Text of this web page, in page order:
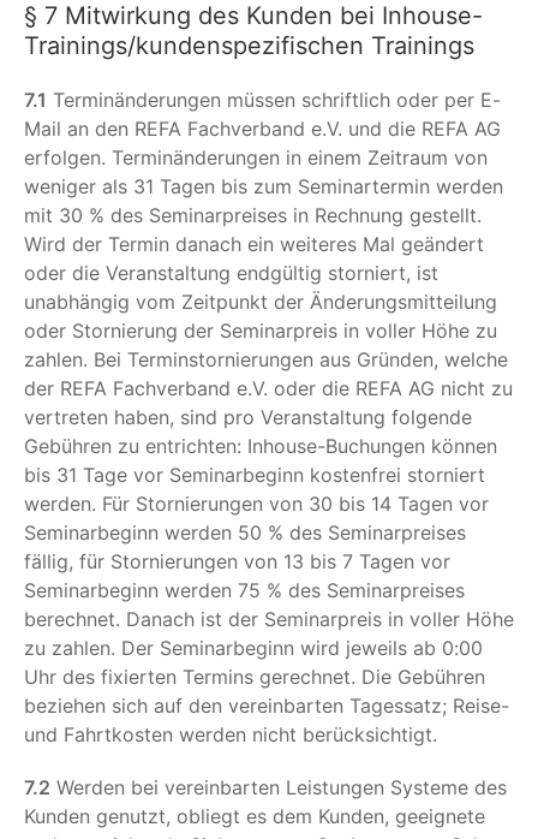
§ 7 Mitwirkung des Kunden bei Inhouse-
Trainings/kundenspezifischen Trainings
7.1 Terminänderungen müssen schriftlich oder per E-
Mail an den REFA Fachverband e.V. und die REFA AG
erfolgen. Terminänderungen in einem Zeitraum von
weniger als 31 Tagen bis zum Seminartermin werden
mit 30 % des Seminarpreises in Rechnung gestellt.
Wird der Termin danach ein weiteres Mal geändert
oder die Veranstaltung endgültig storniert, ist
unabhängig vom Zeitpunkt der Änderungsmitteilung
oder Stornierung der Seminarpreis in voller Höhe zu
zahlen. Bei Terminstornierungen aus Gründen, welche
der REFA Fachverband e.V. oder die REFA AG nicht zu
vertreten haben, sind pro Veranstaltung folgende
Gebühren zu entrichten: Inhouse-Buchungen können
bis 31 Tage vor Seminarbeginn kostenfrei storniert
werden. Für Stornierungen von 30 bis 14 Tagen vor
Seminarbeginn werden 50 % des Seminarpreises
fällig, für Stornierungen von 13 bis 7 Tagen vor
Seminarbeginn werden 75 % des Seminarpreises
berechnet. Danach ist der Seminarpreis in voller Höhe
zu zahlen. Der Seminarbeginn wird jeweils ab 0:00
Uhr des fixierten Termins gerechnet. Die Gebühren
beziehen sich auf den vereinbarten Tagessatz; Reise-
und Fahrtkosten werden nicht berücksichtigt.
7.2 Werden bei vereinbarten Leistungen Systeme des
Kunden genutzt, obliegt es dem Kunden, geeignete